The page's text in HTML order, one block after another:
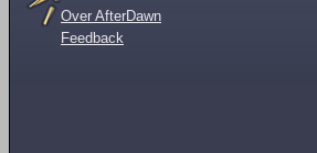
Over AfterDawn
Feedback